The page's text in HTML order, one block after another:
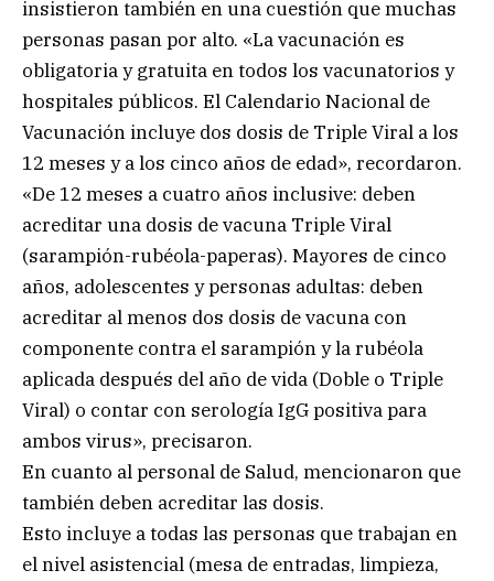
insistieron también en una cuestión que muchas
personas pasan por alto. «La vacunación es
obligatoria y gratuita en todos los vacunatorios y
hospitales públicos. El Calendario Nacional de
Vacunación incluye dos dosis de Triple Viral a los
12 meses y a los cinco años de edad», recordaron.
«De 12 meses a cuatro años inclusive: deben
acreditar una dosis de vacuna Triple Viral
(sarampión-rubéola-paperas). Mayores de cinco
años, adolescentes y personas adultas: deben
acreditar al menos dos dosis de vacuna con
componente contra el sarampión y la rubéola
aplicada después del año de vida (Doble o Triple
Viral) o contar con serología IgG positiva para
ambos virus», precisaron.
En cuanto al personal de Salud, mencionaron que
también deben acreditar las dosis.
Esto incluye a todas las personas que trabajan en
el nivel asistencial (mesa de entradas, limpieza,